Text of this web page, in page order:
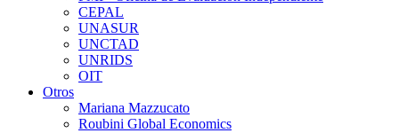
CEPAL
UNASUR
UNCTAD
UNRIDS
OIT
Otros
Mariana Mazzucato
Roubini Global Economics